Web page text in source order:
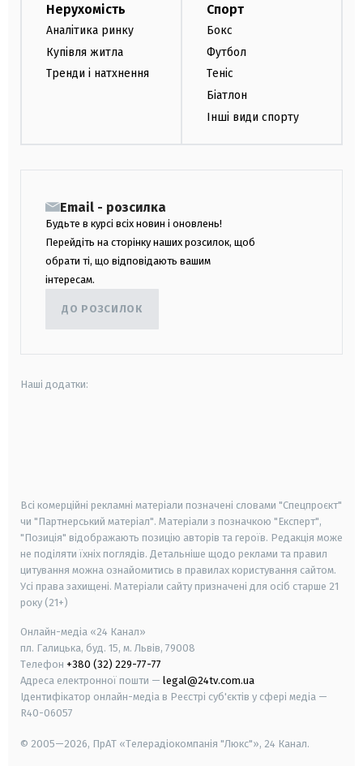
Нерухомість
Аналітика ринку
Купівля житла
Тренди і натхнення
Спорт
Бокс
Футбол
Теніс
Біатлон
Інші види спорту
Email - розсилка
Будьте в курсі всіх новин і оновлень!
Перейдіть на сторінку наших розсилок, щоб
обрати ті, що відповідають вашим
інтересам.
ДО РОЗСИЛОК
Наші додатки:
Всі комерційні рекламні матеріали позначені словами "Спецпроєкт"
чи "Партнерський матеріал". Матеріали з позначкою "Експерт",
"Позиція" відображають позицію авторів та героїв. Редакція може
не поділяти їхніх поглядів. Детальніше щодо реклами та правил
цитування можна ознайомитись в правилах користування сайтом.
Усі права захищені. Матеріали сайту призначені для осіб старше 21
року (21+)
Онлайн-медіа «24 Канал»
пл. Галицька, буд. 15, м. Львів, 79008
Телефон +380 (32) 229-77-77
Адреса електронної пошти — legal@24tv.com.ua
Ідентифікатор онлайн-медіа в Реєстрі суб'єктів у сфері медіа —
R40-06057
© 2005—2026, ПрАТ «Телерадіокомпанія "Люкс"», 24 Канал.